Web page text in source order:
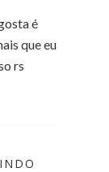
é
que eu
rs